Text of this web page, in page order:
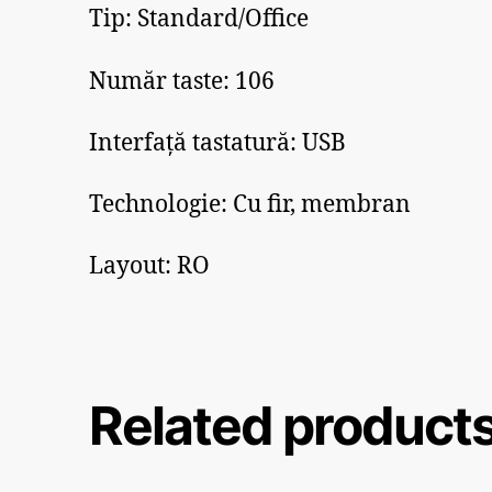
Tip: Standard/Office
Număr taste: 106
Interfață tastatură: USB
Technologie: Cu fir, membran
Layout: RO
Related